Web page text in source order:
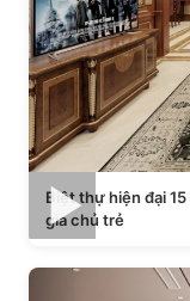
Biệt thự hiện đại
gia chủ trẻ